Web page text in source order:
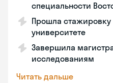
специальности
Прошла
университете
Завершила
исследованиям
Читать дальше